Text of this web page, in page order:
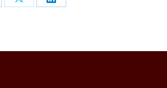
Share
Share